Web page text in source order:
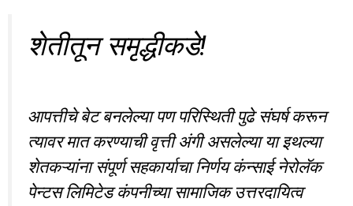
शेतीतून समृद्धीकडे!
आपत्तीचे बेट बनलेल्या पण परिस्थिती पुढे संघर्ष करून
त्यावर मात करण्याची वृत्ती अंगी असलेल्या या इथल्या
शेतकऱ्यांना संपूर्ण सहकार्याचा निर्णय कंन्साई नेरोलॅक
पेन्टस लिमिटेड कंपनीच्या सामाजिक उत्तरदायित्व